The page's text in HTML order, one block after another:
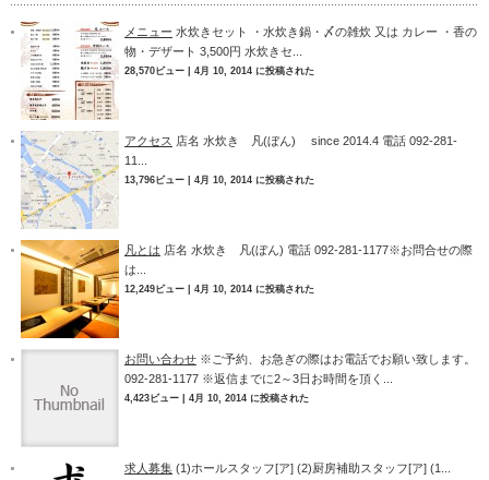
メニュー 水炊きセット ・水炊き鍋・〆の雑炊 又は カレー ・香の
物・デザート 3,500円 水炊きセ...
28,570ビュー 4月 10, 2014 に投稿された
アクセス 店名 水炊き 凡(ぼん) since 2014.4 電話 092-281-
11...
13,796ビュー 4月 10, 2014 に投稿された
凡とは 店名 水炊き 凡(ぼん) 電話 092-281-1177※お問合せの際
は...
12,249ビュー 4月 10, 2014 に投稿された
お問い合わせ ※ご予約、お急ぎの際はお電話でお願い致します。
092-281-1177 ※返信までに2～3日お時間を頂く...
4,423ビュー 4月 10, 2014 に投稿された
求人募集 (1)ホールスタッフ[ア] (2)厨房補助スタッフ[ア] (1...